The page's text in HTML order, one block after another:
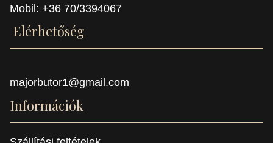
Mobil: +36 70/3394067
Elérhetőség
majorbutor1@gmail.com
Információk